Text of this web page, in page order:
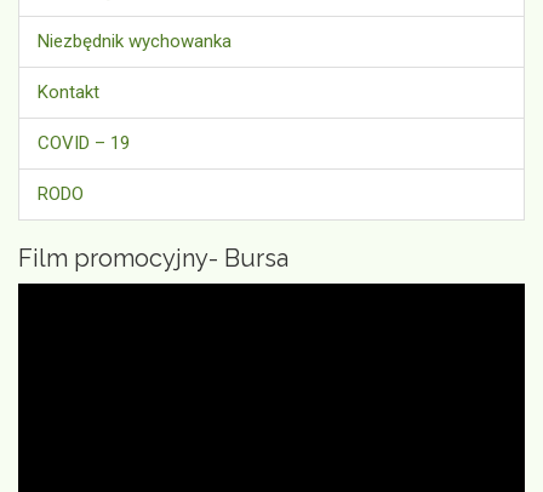
Niezbędnik wychowanka
Kontakt
COVID – 19
RODO
Film promocyjny- Bursa